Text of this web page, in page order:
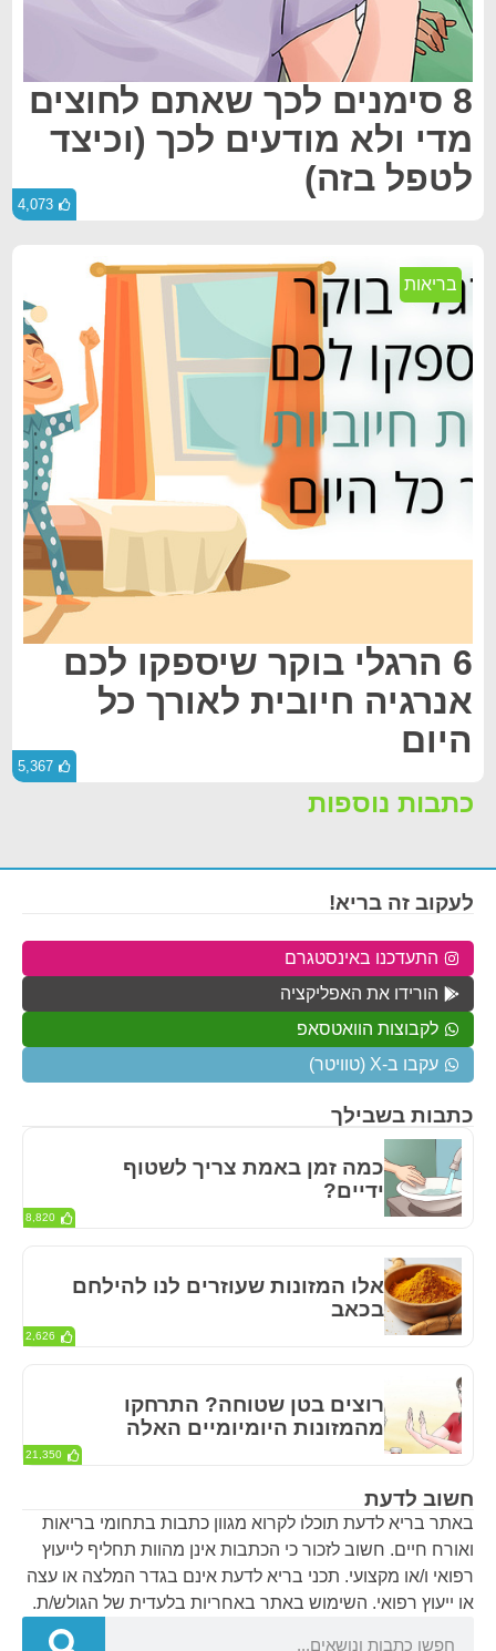
8 סימנים לכך שאתם לחוצים
מדי ולא מודעים לכך (וכיצד
לטפל בזה)
4,073
בריאות
6 הרגלי בוקר שיספקו לכם
אנרגיה חיובית לאורך כל
היום
5,367
כתבות נוספות
חשוב לדעת
באתר בריא לדעת תוכלו לקרוא מגוון כתבות בתחומי בריאות
ואורח חיים. חשוב לזכור כי הכתבות אינן מהוות תחליף לייעוץ
רפואי ו/או מקצועי. תכני בריא לדעת אינם בגדר המלצה או עצה
או ייעוץ רפואי. השימוש באתר באחריות בלעדית של הגולש/ת.
כתבות בשבילך
כמה זמן באמת צריך לשטוף
ידיים?
8,820
אלו המזונות שעוזרים לנו להילחם
בכאב
2,626
רוצים בטן שטוחה? התרחקו
מהמזונות היומיומיים האלה
21,350
לעקוב זה בריא!
התעדכנו באינסטגרם
הורידו את האפליקציה
לקבוצות הוואטסאפ
עקבו ב-X (טוויטר)